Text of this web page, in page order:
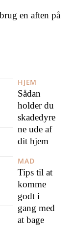
en aften på
HJEM
Sådan
holder du
skadedyre
ne ude af
dit hjem
MAD
Tips til at
komme
godt i
gang med
at bage